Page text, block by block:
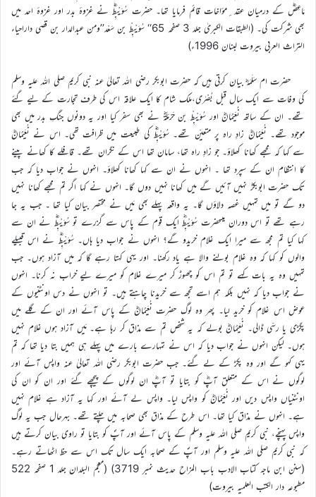
مَاعِصْؓ کے درمیان عقد ِمؤاخات قائم فرمایا تھا۔ حضرت سُوَیْبِطْؓ نے غزوۂ بدر اور غزوۂ احد میں
بھی شرکت کی۔ (الطبقات الکبریٰ جلد 3 صفحہ 65‘‘ سُوَیْبِطْ بن سَعْد’’ومن عبدالدار بن قصی داراحیاء
التراث العربی بیروت لبنان 1996ء)
حضرت ام سَلَمَہؓ بیان کرتی ہیں کہ حضرت ابوبکر رضی اللہ تعالیٰ عنہ نبی کریم صلی اللہ علیہ وسلم
کی وفات سے ایک سال قبل بُصْرٰی،ملک شام کا ایک علاقہ اس کی طرف تجارت کے لیے گئے
تھے۔ ان کے ساتھ نُعَیْمَانؓ اور سُوَیْبِطْ بن حَرْمَلَۃؓ نے بھی سفر کیا اور یہ دونوں جنگِ بدر میں بھی
موجود تھے۔ نُعَیْمَانؓ زادِ راہ پر متعیّن تھے۔ سُوَیْبِطْؓ کی طبیعت میں ظرافت تھی۔ اس نے نُعَیْمَانؓ
سے کہا کہ مجھے کھانا کھلاؤ۔ جو زادِ راہ تھا، سامان تھا اس کے نگران تھے۔ قافلے کا کھانے پینے
کا انتظام ان کے سپرد تھا ۔ انہوں نے ان سے کہا کھانا کھلاؤ۔ انہوں نے جواب دیا کہ جب
تک حضرت ابوبکرؓ نہیں آئیں گے میں کھانا نہیں دوں گا۔ انہوں نے کہا اگر تم مجھے کھانا نہیں
دو گے تو میں تمہیں غصہ دلاؤں گا۔ یہ واقعہ پہلے بھی مَیں نے مختصر بیان کیا تھا ۔ جب یہ جا
رہے تھے تو اس دوران میںحضرت سُوَیْبِطؓ ایک قوم کے پاس سے گزرے تو سُوَیْبِطْؓ نے ان سے
کہا کیا تم مجھ سے میرا ایک غلام خریدو گے؟ انہوں نے جواب دیا ہاں۔ سُوَیْبِطْؓ نے اس قبیلے
والوں کو کہا کہ وہ غلام بولنے والا ہے یاد رکھنا۔ اور یہی کہتا رہے گا کہ میں آزاد ہوں۔ جب
تمہیں وہ یہ بات کہے تو تم اس کو چھوڑ کر میرے غلام کو میرے لیے خراب نہ کرنا۔ انہوں
نے جواب دیا کہ نہیں بلکہ ہم اسے تجھ سے خریدنا چاہتے ہیں۔ تو انہوں نے دس اونٹنیوں کے
عوض اس غلام کو خرید لیا۔ پھر وہ لوگ حضرت نُعَیْمَانؓ کے پاس آئے اور ان کے گلے میں
پگڑی یا رسّی ڈالی۔ نُعَیْمَانؓ بولے کہ یہ شخص تم سے مذاق کر رہا ہے۔ مَیں آزاد ہوں غلام نہیں
ہوں۔ لیکن انہوں نے جواب دیا کہ اس نے تمہارے بارے میں پہلے ہی ہمیں بتا دیا تھا کہ تم
یہی کہو گے اور وہ پکڑ کے لے گئے۔ جب حضرت ابوبکر رضی اللہ تعالیٰ عنہ واپس آئے اور
لوگوں نے اس کے متعلق آپؓ کو بتایا تو آپؓ ان لوگوں کے پیچھے گئے اور ان کو ان کی
اونٹنیاں واپس دیں اور نُعَیْمَانؓ کو واپس لیا۔ واپس لے آئے اور کہا یہ آزاد ہے غلام نہیں
ہے۔ انہوں نے مذاق کیا تھا۔ اس طرح کے مذاق بھی صحابہ میں چلتے تھے۔ بہرحال جب یہ لوگ
واپس پہنچے، نبی کریم صلی اللہ علیہ وسلم کے پاس آئے اور آپؐ کو بتایا تو راوی بیان کرتے ہیں
کہ نبی کریم صلی اللہ علیہ وسلم اور آپؐ کے صحابہ ایک سال تک اس سے حظ اٹھاتے رہے۔
(سنن ابن ماجہ کتاب الادب باب المزاح حدیث نمبر 3719) (معجم البلدان جلد 1 صفحہ 522
مطبوعہ دار الکتب العلمیہ بیروت)